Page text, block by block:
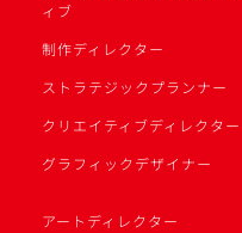
ィブ
制作ディレクター
ストラテジックプランナー
クリエイティブディレクター
グラフィックデザイナー
アートディレクター